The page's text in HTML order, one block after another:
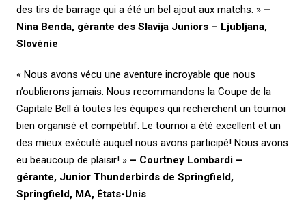
des tirs de barrage qui a été un bel ajout aux matchs. » –
Nina Benda, gérante des Slavija Juniors – Ljubljana,
Slovénie
« Nous avons vécu une aventure incroyable que nous
n’oublierons jamais. Nous recommandons la Coupe de la
Capitale Bell à toutes les équipes qui recherchent un tournoi
bien organisé et compétitif. Le tournoi a été excellent et un
des mieux exécuté auquel nous avons participé! Nous avons
eu beaucoup de plaisir! » – Courtney Lombardi –
gérante, Junior Thunderbirds de Springfield,
Springfield, MA, États-Unis